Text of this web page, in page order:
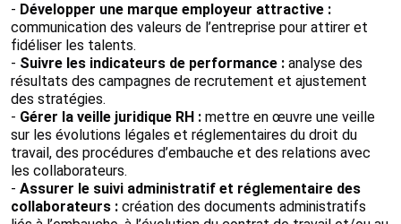
- Développer une marque employeur attractive :
communication des valeurs de l’entreprise pour attirer et
fidéliser les talents.
- Suivre les indicateurs de performance : analyse des
résultats des campagnes de recrutement et ajustement
des stratégies.
- Gérer la veille juridique RH : mettre en œuvre une veille
sur les évolutions légales et réglementaires du droit du
travail, des procédures d’embauche et des relations avec
les collaborateurs.
- Assurer le suivi administratif et réglementaire des
collaborateurs : création des documents administratifs